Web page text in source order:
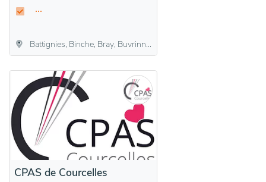
Battignies, Binche, Bray, Buvrinnes, Epinois, Leval-Trahegnies, Péronnes-lez-Binche, Ressaix, Waudrez
CPAS de Courcelles